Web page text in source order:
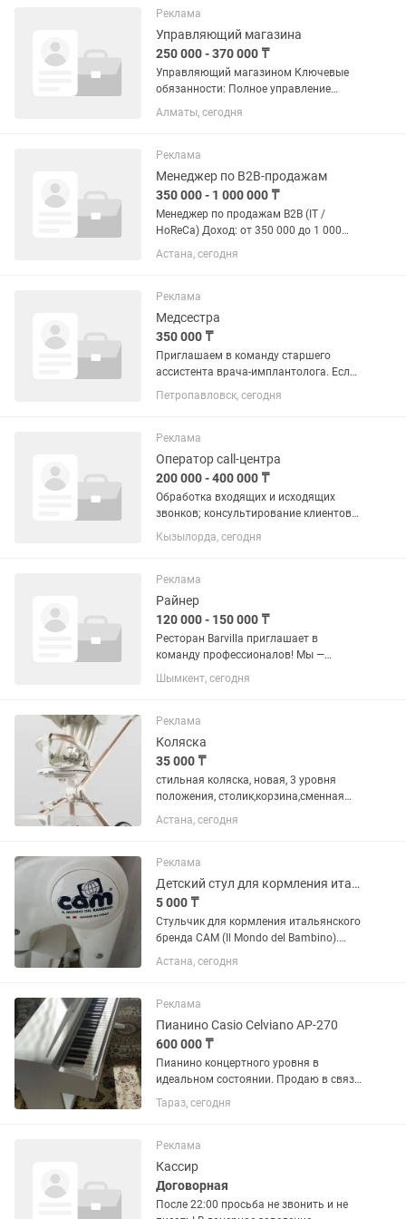
сенсорный экран профессионального
уровня,...
Реклама
Управляющий магазина
250 000 - 370 000 ₸
Управляющий магазином Ключевые
обязанности: Полное управление
операционной деятельностью
магазина и обеспечение его
плановых показателей по
товарообороту,...
Алматы, сегодня
Реклама
Менеджер по B2B-продажам
350 000 - 1 000 000 ₸
Менеджер по продажам B2B (IT /
HoReCa) Доход: от 350 000 до 1 000
000+ тг на руки RestoIT — официальный
партнер iiko в Казахстане. Мы
кофейни, бары и другие...
Астана, сегодня
Реклама
Медсестра
350 000 ₸
Приглашаем в команду старшего
ассистента врача-имплантолога. Если
вы уверенно чувствуете себя на
хирургическом приёме, умеете
организованно, знаете стандарты
стерильности и...
Петропавловск, сегодня
Реклама
Оператор call-центра
200 000 - 400 000 ₸
Обработка входящих и исходящих
звонков; консультирование клиентов
по продуктам и услугам; ведение базы
данных клиентов; обеспечение
своевременное решение...
Кызылорда, сегодня
Реклама
Райнер
120 000 - 150 000 ₸
Ресторан Barvilla приглашает в
команду профессионалов! Мы —
современный ресторан с уютной
атмосферой и высоким уровнем
дружной команде и готов развиваться
в...
Шымкент, сегодня
Реклама
Коляска
35 000 ₸
стильная коляска, новая, 3 уровня
положения, столик,корзина,сменная
ручка. Ниже себестоимости!
Астана, сегодня
Реклама
Детский стул для кормления итальянского бренда Cam
5 000 ₸
Стульчик для кормления итальянского
бренда CAM (Il Mondo del Bambino).
Этот бренд специализируется на
высококачественной мебели и
стульчика CAM включает
регулируемые...
Астана, сегодня
Реклама
Пианино Casio Celviano АР-270
600 000 ₸
Пианино концертного уровня в
идеальном состоянии. Продаю в связи
с переездом. Можно в кредит. Срочно,
торг Связь только.
Тараз, сегодня
Реклама
Кассир
Договорная
После 22:00 просьба не звонить и не